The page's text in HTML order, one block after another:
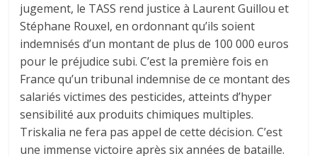
jugement, le TASS rend justice à Laurent Guillou et
Stéphane Rouxel, en ordonnant qu’ils soient
indemnisés d’un montant de plus de 100 000 euros
pour le préjudice subi. C’est la première fois en
France qu’un tribunal indemnise de ce montant des
salariés victimes des pesticides, atteints d’hyper
sensibilité aux produits chimiques multiples.
Triskalia ne fera pas appel de cette décision. C’est
une immense victoire après six années de bataille.